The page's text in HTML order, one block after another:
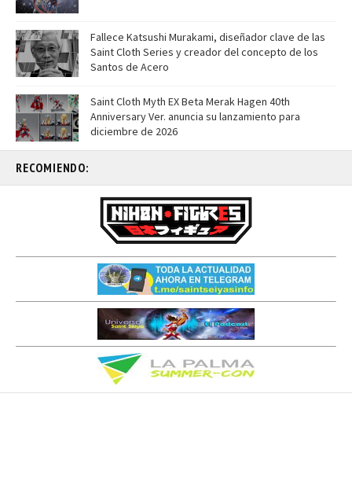
Fallece Katsushi Murakami, diseñador clave de las
Saint Cloth Series y creador del concepto de los
Santos de Acero
Saint Cloth Myth EX Beta Merak Hagen 40th
Anniversary Ver. anuncia su lanzamiento para
diciembre de 2026
RECOMIENDO: